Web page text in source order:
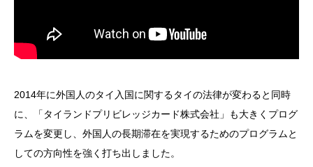
2014年に外国人のタイ入国に関するタイの法律が変わると同時
に、「タイランドプリビレッジカード株式会社」も大きくプログ
ラムを変更し、外国人の長期滞在を実現するためのプログラムと
しての方向性を強く打ち出しました。